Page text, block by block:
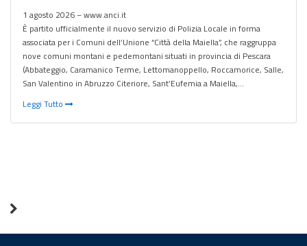
1 agosto 2026 – www.anci.it
È partito ufficialmente il nuovo servizio di Polizia Locale in forma
associata per i Comuni dell’Unione “Città della Maiella”, che raggruppa
nove comuni montani e pedemontani situati in provincia di Pescara
(Abbateggio, Caramanico Terme, Lettomanoppello, Roccamorice, Salle,
San Valentino in Abruzzo Citeriore, Sant’Eufemia a Maiella,…
Leggi Tutto